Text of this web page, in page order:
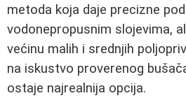
metoda koja daje precizne
vodonepropusnim slojevima,
većinu malih i srednjih
na iskustvo proverenog
ostaje najrealnija opcija.